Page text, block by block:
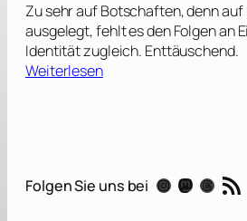
Zu sehr auf Botschaften, denn
ausgelegt, fehlt es den Folgen an
Identität zugleich. Enttäuschend.
Weiterlesen:
u
Folgen Sie uns bei Instagram Mastodon Threads RSS-Feed